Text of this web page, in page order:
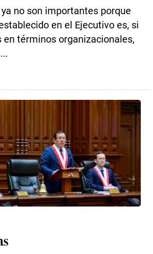
no son importantes porque
en el Ejecutivo es, si
en términos organizacionales,